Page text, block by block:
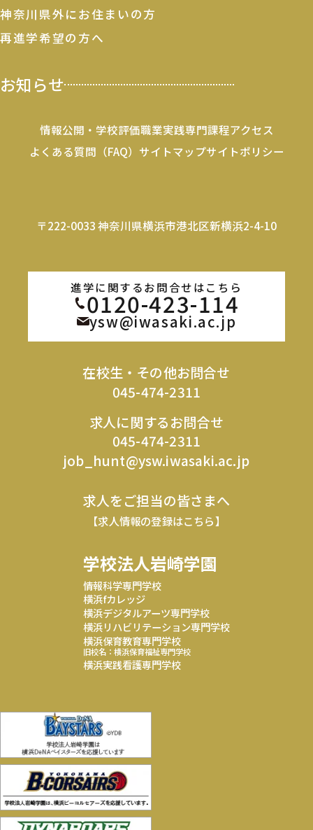
神奈川県外にお住まいの方
再進学希望の方へ
お知らせ
情報公開・学校評価職業実践専門課程アクセス
よくある質問（FAQ） サイトマップサイトポリシー
〒222-0033 神奈川県横浜市港北区新横浜2-4-10
進学に関するお問合せはこちら
0120-423-114
ysw@iwasaki.ac.jp
在校生・その他お問合せ
045-474-2311
求人に関するお問合せ
045-474-2311
job_hunt@ysw.iwasaki.ac.jp
求人をご担当の皆さまへ
【求人情報の登録はこちら】
学校法人岩崎学園
情報科学専門学校
横浜fカレッジ
横浜デジタルアーツ専門学校
横浜リハビリテーション専門学校
横浜保育教育専門学校
旧校名：横浜保育福祉専門学校
横浜実践看護専門学校